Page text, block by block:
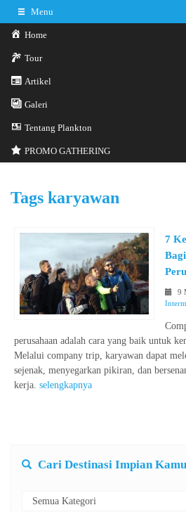
Menu
Home
Tour
Artikel
Galeri
Tentang Plankton
PROMO GATHERING
Tags karyawan
7
9
perusahaan adalah cara yang baik untuk
Melalui company trip, karyawan dapat
sejenak, menyegarkan pikiran, dan
kerja. selengkapnya
Cari Destinasi Impian